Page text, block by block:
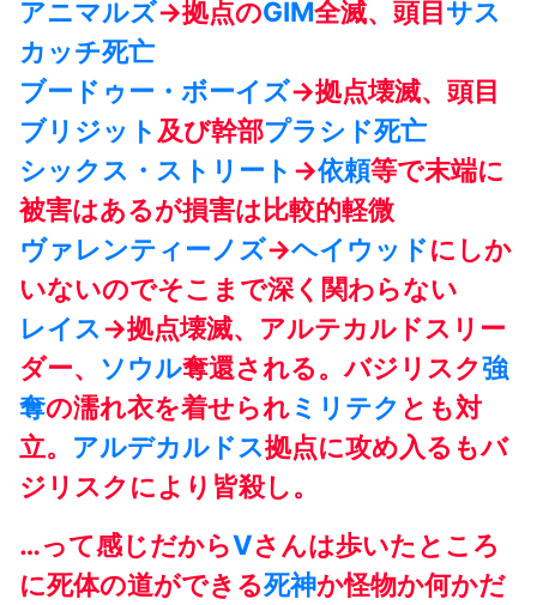
アニマルズ→拠点のGIM全滅、頭目サス
カッチ死亡
ブードゥー・ボーイズ→拠点壊滅、頭目
ブリジット 及び幹部プラシド死亡
シックス・ストリート →依頼等で末端に
被害はあるが損害は比較的軽微
ヴァレンティーノズ→ヘイウッドにしか
いないのでそこまで深く関わらない
レイス→拠点壊滅、アルテカルドスリー
ダー、 ソウル奪還される。バジリスク強
奪の濡れ衣を着せられミリテク とも対
立。 アルデカルドス拠点に攻め入るもバ
ジリスクにより皆殺し。
…って感じだからVさんは歩いたところ
に死体の道ができる死神か怪物か何かだ